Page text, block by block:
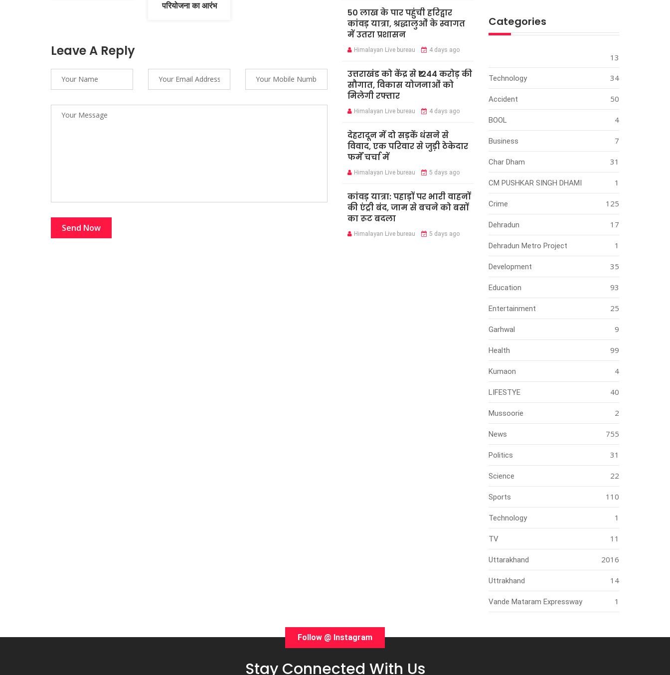
परियोजना का आरंभ
Leave A Reply
50 लाख के पार पहुंची हरिद्वार
कांवड़ यात्रा, श्रद्धालुओं के स्वागत
में उतरा प्रशासन
Himalayan Live bureau 4 days ago
उत्तराखंड को केंद्र से ₹1244 करोड़ की
सौगात, विकास योजनाओं को
मिलेगी रफ्तार
Himalayan Live bureau 4 days ago
देहरादून में दो सड़कें धंसने से
विवाद, एक परिवार से जुड़ी ठेकेदार
फर्में चर्चा में
Himalayan Live bureau 5 days ago
कांवड़ यात्रा: पहाड़ों पर भारी वाहनों
की एंट्री बंद, जाम से बचने को बसों
का रूट बदला
Himalayan Live bureau 5 days ago
Categories
13
Technology 34
Accident 50
BOOL 4
Business 7
Char Dham 31
CM PUSHKAR SINGH DHAMI 1
Crime 125
Dehradun 17
Dehradun Metro Project 1
Development 35
Education 93
Entertainment 25
Garhwal 9
Health 99
Kumaon 4
LIFESTYE 40
Mussoorie 2
News 755
Politics 31
Science 22
Sports 110
Technology 1
TV 11
Uttarakhand 2016
Uttrakhand 14
Vande Mataram Expressway 1
Follow @ Instagram
Stay Connected With Us